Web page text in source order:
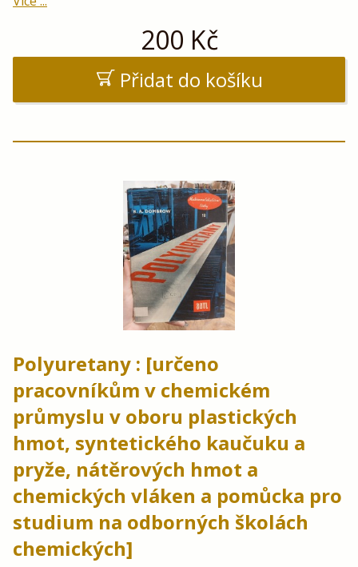
200 Kč
Přidat do košíku
Polyuretany : [určeno
pracovníkům v chemickém
průmyslu v oboru plastických
hmot, syntetického kaučuku a
pryže, nátěrových hmot a
chemických vláken a pomůcka pro
studium na odborných školách
chemických]